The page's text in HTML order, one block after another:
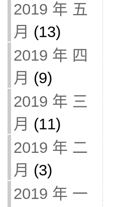
2019 年 五
月 (13)
2019 年 四
月 (9)
2019 年 三
月 (11)
2019 年 二
月 (3)
2019 年 一